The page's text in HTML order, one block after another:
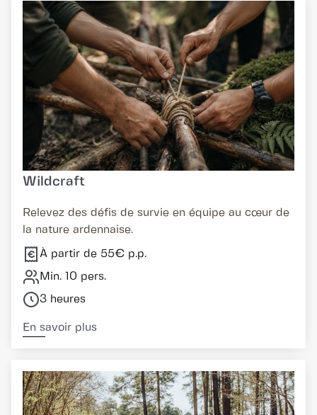
Wildcraft
Relevez des défis de survie en équipe au cœur de
la nature ardennaise.
À partir de 55€ p.p.
Min. 10 pers.
3 heures
En savoir plus